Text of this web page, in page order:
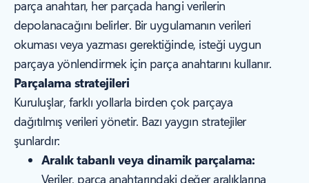
parça anahtarı, her parçada hangi verilerin
depolanacağını belirler. Bir uygulamanın verileri
okuması veya yazması gerektiğinde, isteği uygun
parçaya yönlendirmek için parça anahtarını kullanır.
Parçalama stratejileri
Kuruluşlar, farklı yollarla birden çok parçaya
dağıtılmış verileri yönetir. Bazı yaygın stratejiler
şunlardır:
Aralık tabanlı veya dinamik parçalama:
Veriler, parça anahtarındaki değer aralıklarına